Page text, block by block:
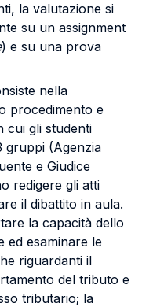
la valutazione si
su un assignment
) e su una prova
nella
procedimento e
cui gli studenti
gruppi (Agenzia
e Giudice
redigere gli atti
il dibattito in aula.
la capacità dello
ed esaminare le
riguardanti il
del tributo e
tributario; la